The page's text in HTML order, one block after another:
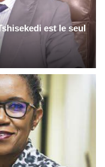
est le seul